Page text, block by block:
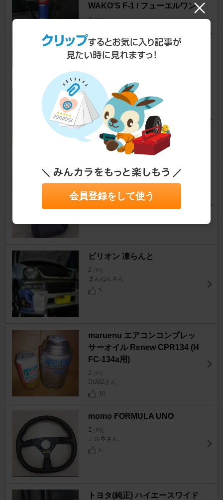
WAKO'S F-1 / フューエルワン
Z [PA]
12
0
自作 NRクッションラバー20ｍ
ｍ アッパーマウントスペーサ
ーやリアスプリングスペーサー
等に
Z [PA]
DUBZさん
RECARO LX-VS
Z [PA]
tassa@会津藩さん
4
ビリオン 凍らんと
Z [PA]
まんねんさん
5
maruenu エアコンコンプレッ
サーオイル Renew CPR134 (H
FC-134a用)
Z [PA]
DUBZさん
10
momo FORMULA UNO
Z [PA]
アルネさん
5
トヨタ(純正) ハイエースワイド
会員登録をして使う